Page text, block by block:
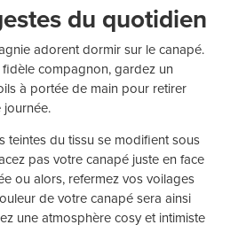
du quotidien
adorent dormir sur le canapé.
fidèle compagnon, gardez un
à portée de main pour retirer
teintes du tissu se modifient sous
pas votre canapé juste en face
ou alors, refermez vos voilages
de votre canapé sera ainsi
une atmosphère cosy et intimiste